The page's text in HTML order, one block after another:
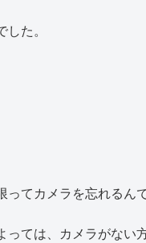
した。
ってカメラを忘れるん
っては、カメラがない